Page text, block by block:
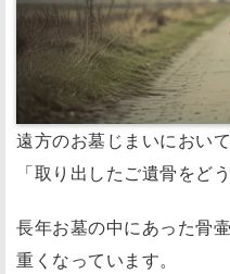
遠方のお墓じまいにおい
「取り出したご遺骨をど
長年お墓の中にあった骨
重くなっています。